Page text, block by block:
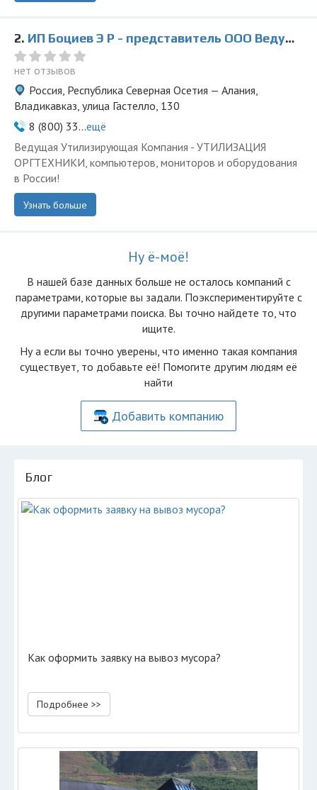
2. ИП Боциев Э Р - представитель ООО Ведущая Утилизирующая Компания
нет отзывов
Россия, Республика Северная Осетия — Алания,
Владикавказ, улица Гастелло, 130
8 (800) 33...ещё
Ведущая Утилизирующая Компания - УТИЛИЗАЦИЯ
ОРГТЕХНИКИ, компьютеров, мониторов и оборудования
в России!
Узнать больше
Ну ё-моё!
В нашей базе данных больше не осталоcь компаний с
параметрами, которые вы задали. Поэкспериментируйте с
другими параметрами поиска. Вы точно найдете то, что
ищите.
Ну а если вы точно уверены, что именно такая компания
существует, то добавьте её! Помогите другим людям её
найти
Добавить компанию
Блог
Как оформить заявку на вывоз мусора?
Подробнее >>